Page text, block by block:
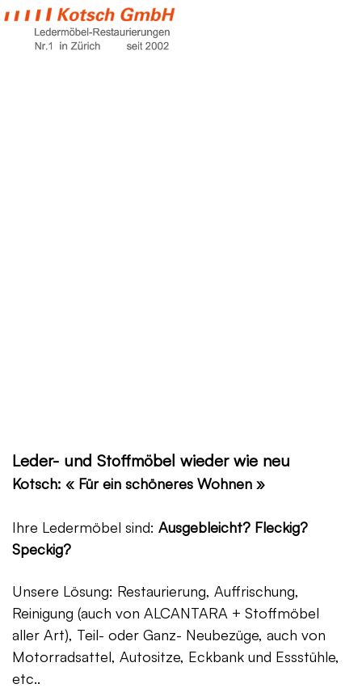
Leder- und Stoffmöbel wieder wie neu
Kotsch: « Für ein schöneres Wohnen »
Ihre Ledermöbel sind: Ausgebleicht? Fleckig?
Speckig?
Unsere Lösung: Restaurierung, Auffrischung,
Reinigung (auch von ALCANTARA + Stoffmöbel
aller Art), Teil- oder Ganz- Neubezüge, auch von
Motorradsattel, Autositze, Eckbank und Essstühle,
etc..